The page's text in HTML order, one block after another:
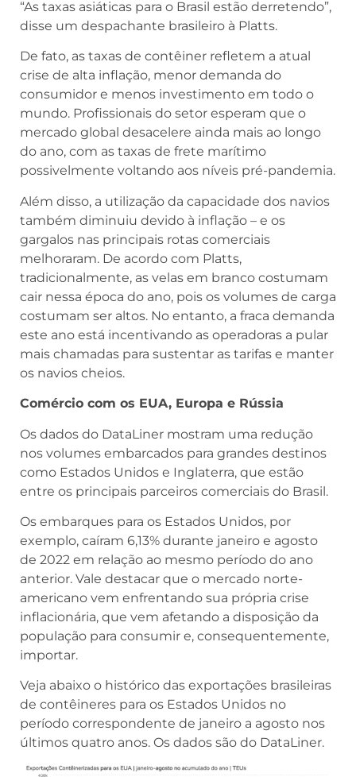
disse um despachante brasileiro à Platts.
De fato, as taxas de contêiner refletem a atual
crise de alta inflação, menor demanda do
consumidor e menos investimento em todo o
mundo. Profissionais do setor esperam que o
mercado global desacelere ainda mais ao longo
do ano, com as taxas de frete marítimo
possivelmente voltando aos níveis pré-pandemia.
Além disso, a utilização da capacidade dos navios
também diminuiu devido à inflação – e os
gargalos nas principais rotas comerciais
melhoraram. De acordo com Platts,
tradicionalmente, as velas em branco costumam
cair nessa época do ano, pois os volumes de carga
costumam ser altos. No entanto, a fraca demanda
este ano está incentivando as operadoras a pular
mais chamadas para sustentar as tarifas e manter
os navios cheios.
Comércio com os EUA, Europa e Rússia
Os dados do DataLiner mostram uma redução
nos volumes embarcados para grandes destinos
como Estados Unidos e Inglaterra, que estão
entre os principais parceiros comerciais do Brasil.
Os embarques para os Estados Unidos, por
exemplo, caíram 6,13% durante janeiro e agosto
de 2022 em relação ao mesmo período do ano
anterior. Vale destacar que o mercado norte-
americano vem enfrentando sua própria crise
inflacionária, que vem afetando a disposição da
população para consumir e, consequentemente,
importar.
Veja abaixo o histórico das exportações brasileiras
de contêineres para os Estados Unidos no
período correspondente de janeiro a agosto nos
últimos quatro anos. Os dados são do DataLiner.